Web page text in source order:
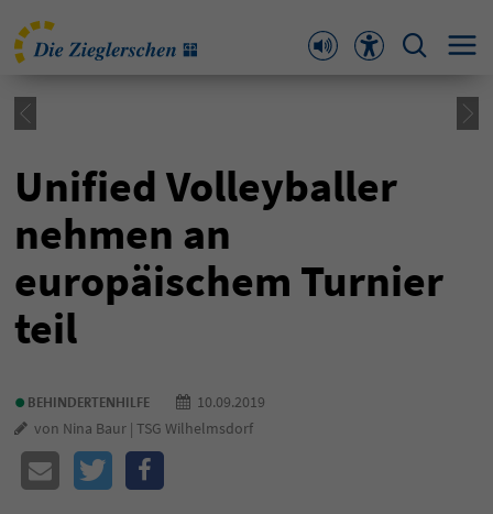
Unified Volleyballer
nehmen an
europäischem Turnier
teil
• BEHINDERTENHILFE
10.09.2019
von Nina Baur | TSG Wilhelmsdorf